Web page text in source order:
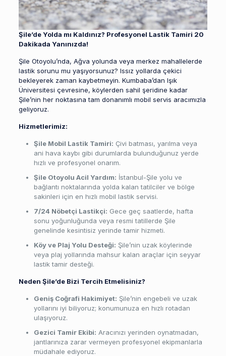
Şile’de Yolda mı Kaldınız? Profesyonel Lastik Tamiri 20
Dakikada Yanınızda!
Şile Otoyolu’nda, Ağva yolunda veya merkez mahallelerde
lastik sorunu mu yaşıyorsunuz? Issız yollarda çekici
bekleyerek zaman kaybetmeyin. Kumbaba’dan Işık
Üniversitesi çevresine, köylerden sahil şeridine kadar
Şile’nin her noktasına tam donanımlı mobil servis aracımızla
geliyoruz.
Hizmetlerimiz:
Şile Mobil Lastik Tamiri: Çivi batması, yarılma veya
ani hava kaybı gibi durumlarda bulunduğunuz yerde
hızlı ve profesyonel onarım.
Şile Otoyolu Acil Yardım: İstanbul-Şile yolu ve
bağlantı noktalarında yolda kalan tatilciler ve bölge
sakinleri için en hızlı mobil lastik servisi.
7/24 Nöbetçi Lastikçi: Gece geç saatlerde, hafta
sonu yoğunluğunda veya resmi tatillerde Şile
genelinde kesintisiz yerinde tamir hizmeti.
Köy ve Plaj Yolu Desteği: Şile’nin uzak köylerinde
veya plaj yollarında mahsur kalan araçlar için seyyar
lastik tamir desteği.
Neden Şile’de Bizi Tercih Etmelisiniz?
Geniş Coğrafi Hakimiyet: Şile’nin engebeli ve uzak
yollarını iyi biliyoruz; konumunuza en hızlı rotadan
ulaşıyoruz.
Gezici Tamir Ekibi: Aracınızı yerinden oynatmadan,
jantlarınıza zarar vermeyen profesyonel ekipmanlarla
müdahale ediyoruz.